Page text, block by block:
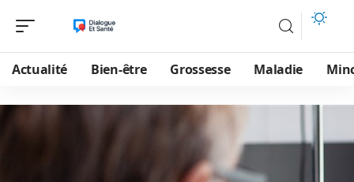
Actualité Bien-être Grossesse Maladie